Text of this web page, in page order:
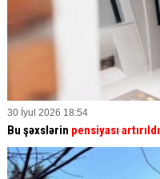
30 İyul 2026 18:54
Bu şəxslərin pensiyası artırıldı